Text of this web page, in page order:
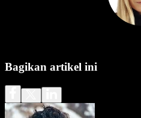
Bagikan artikel ini